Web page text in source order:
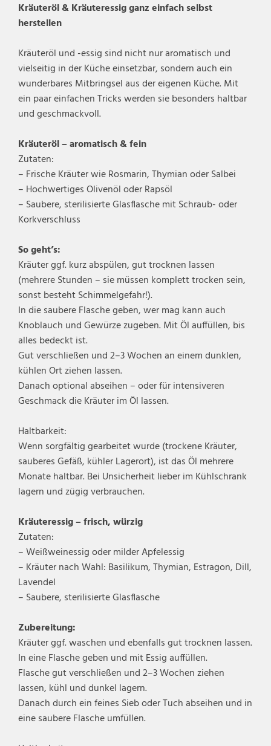
Kräuteröl & Kräuteressig ganz einfach selbst
herstellen
Kräuteröl und -essig sind nicht nur aromatisch und
vielseitig in der Küche einsetzbar, sondern auch ein
wunderbares Mitbringsel aus der eigenen Küche. Mit
ein paar einfachen Tricks werden sie besonders haltbar
und geschmackvoll.
Kräuteröl – aromatisch & fein
Zutaten:
– Frische Kräuter wie Rosmarin, Thymian oder Salbei
– Hochwertiges Olivenöl oder Rapsöl
– Saubere, sterilisierte Glasflasche mit Schraub- oder
Korkverschluss
So geht’s:
Kräuter ggf. kurz abspülen, gut trocknen lassen
(mehrere Stunden – sie müssen komplett trocken sein,
sonst besteht Schimmelgefahr!).
In die saubere Flasche geben, wer mag kann auch
Knoblauch und Gewürze zugeben. Mit Öl auffüllen, bis
alles bedeckt ist.
Gut verschließen und 2–3 Wochen an einem dunklen,
kühlen Ort ziehen lassen.
Danach optional abseihen – oder für intensiveren
Geschmack die Kräuter im Öl lassen.
Haltbarkeit:
Wenn sorgfältig gearbeitet wurde (trockene Kräuter,
sauberes Gefäß, kühler Lagerort), ist das Öl mehrere
Monate haltbar. Bei Unsicherheit lieber im Kühlschrank
lagern und zügig verbrauchen.
Kräuteressig – frisch, würzig
Zutaten:
– Weißweinessig oder milder Apfelessig
– Kräuter nach Wahl: Basilikum, Thymian, Estragon, Dill,
Lavendel
– Saubere, sterilisierte Glasflasche
Zubereitung:
Kräuter ggf. waschen und ebenfalls gut trocknen lassen.
In eine Flasche geben und mit Essig auffüllen.
Flasche gut verschließen und 2–3 Wochen ziehen
lassen, kühl und dunkel lagern.
Danach durch ein feines Sieb oder Tuch abseihen und in
eine saubere Flasche umfüllen.